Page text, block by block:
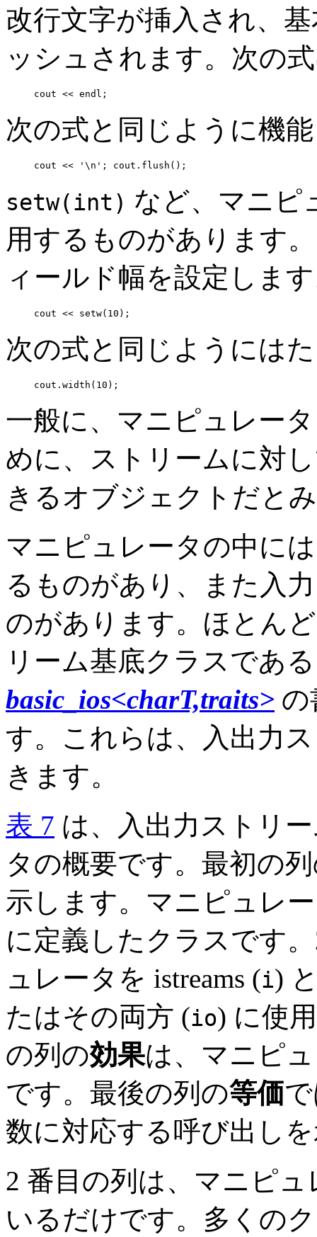
改行文字が挿入され、
ッシュされます。次の
cout << endl;
次の式と同じように機
cout << '\n'; cout.flush();
setw(int) など、マニピ
用するものがあります。
ィールド幅を設定しま
cout << setw(10);
次の式と同じようには
cout.width(10);
一般に、マニピュレー
めに、ストリームに対
きるオブジェクトだと
マニピュレータの中に
るものがあり、また入
のがあります。ほとん
リーム基底クラスであ
basic_ios<charT,traits> の
す。これらは、入出力
きます。
表 7 は、入出力ストリ
タの概要です。最初の
示します。マニピュレ
に定義したクラスです
ュレータを istreams (i)
たはその両方 (io) に使
の列の効果は、マニピ
です。最後の列の等価
数に対応する呼び出し
2 番目の列は、マニピュ
いるだけです。多くの